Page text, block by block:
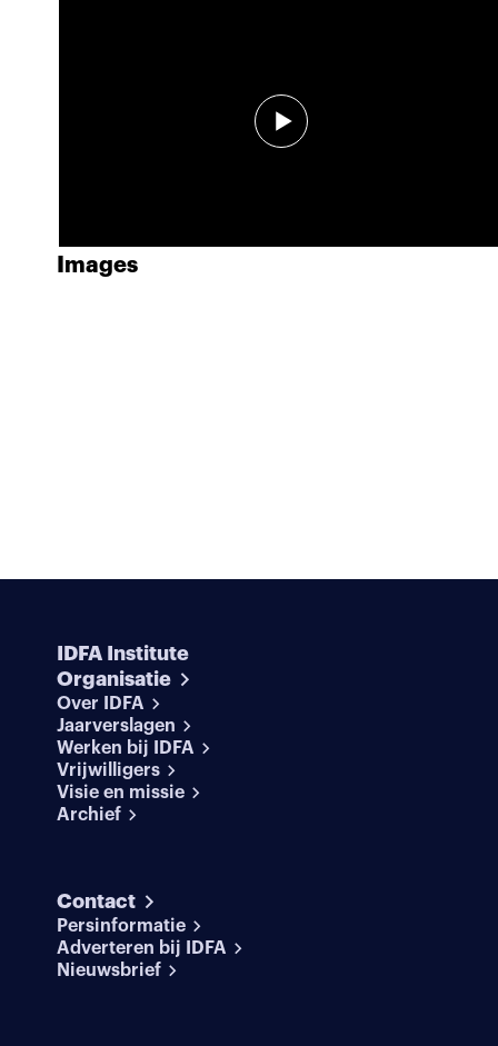
Images
IDFA Institute
Organisatie
Over IDFA
Jaarverslagen
Werken bij IDFA
Vrijwilligers
Visie en missie
Archief
Contact
Persinformatie
Adverteren bij IDFA
Nieuwsbrief